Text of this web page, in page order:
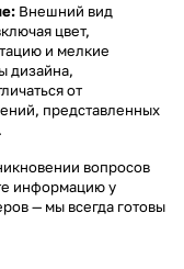
Внешний вид
цвет,
и мелкие
дизайна,
от
представленных
вопросов
информацию у
— мы всегда готовы